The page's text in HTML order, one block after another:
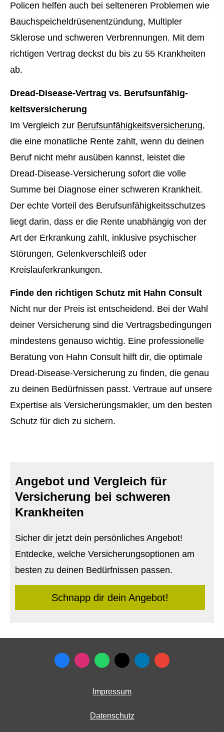
Policen helfen auch bei selteneren Problemen wie
Bauchspeicheldrüsenentzündung, Multipler
Sklerose und schweren Verbrennungen. Mit dem
richtigen Vertrag deckst du bis zu 55 Krank­hei­ten
ab.
Dread-Disease-Vertrag vs. Berufs­unfähig­
keitsversicherung
Im Vergleich zur Berufs­unfähig­keitsversicherung,
die eine monatliche Rente zahlt, wenn du deinen
Beruf nicht mehr ausüben kannst, leistet die
Dread-Disease-Versicherung sofort die volle
Summe bei Diagnose einer schweren Krankheit.
Der echte Vorteil des Berufs­unfähig­keitsschutzes
liegt darin, dass er die Rente unabhängig von der
Art der Erkrankung zahlt, inklusive psychischer
Störungen, Gelenkverschleiß oder
Kreislauferkrankungen.
Finde den richtigen Schutz mit Hahn Consult
Nicht nur der Preis ist entscheidend. Bei der Wahl
deiner Versicherung sind die Vertragsbedingungen
mindestens genauso wichtig. Eine professionelle
Beratung von Hahn Consult hilft dir, die optimale
Dread-Disease-Versicherung zu finden, die genau
zu deinen Bedürfnissen passt. Vertraue auf unsere
Expertise als Ver­sicherungs­makler, um den besten
Schutz für dich zu sichern.
Angebot und Vergleich für
Versicherung bei schweren
Krank­hei­ten
Sicher dir jetzt dein persönliches Angebot!
Entdecke, welche Versicherungsoptionen am
besten zu deinen Bedürfnissen passen.
Schnapp dir dein Angebot!
Impressum
Datenschutz